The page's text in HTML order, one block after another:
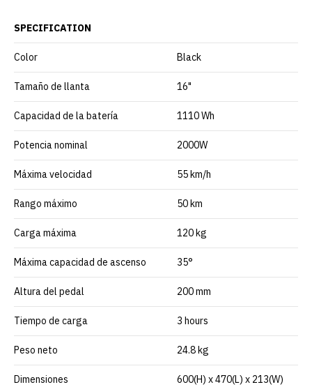
SPECIFICATION
Color Black
Tamaño de llanta 16"
Capacidad de la batería 1110 Wh
Potencia nominal 2000W
Máxima velocidad 55 km/h
Rango máximo 50 km
Carga máxima 120 kg
Máxima capacidad de ascenso 35°
Altura del pedal 200 mm
Tiempo de carga 3 hours
Peso neto 24.8 kg
Dimensiones 600(H) x 470(L) x 213(W)